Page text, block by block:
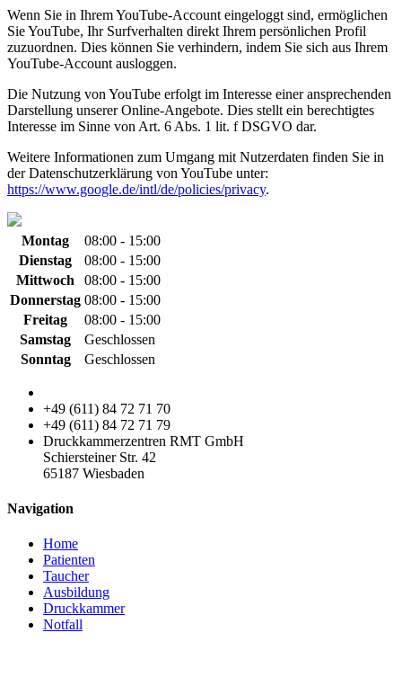
Wenn Sie in Ihrem YouTube-Account eingeloggt sind, ermöglichen
Sie YouTube, Ihr Surfverhalten direkt Ihrem persönlichen Profil
zuzuordnen. Dies können Sie verhindern, indem Sie sich aus Ihrem
YouTube-Account ausloggen.
Die Nutzung von YouTube erfolgt im Interesse einer ansprechenden
Darstellung unserer Online-Angebote. Dies stellt ein berechtigtes
Interesse im Sinne von Art. 6 Abs. 1 lit. f DSGVO dar.
Weitere Informationen zum Umgang mit Nutzerdaten finden Sie in
der Datenschutzerklärung von YouTube unter:
https://www.google.de/intl/de/policies/privacy.
Montag
08:00 - 15:00
Dienstag
08:00 - 15:00
Mittwoch
08:00 - 15:00
Donnerstag 08:00 - 15:00
Freitag
08:00 - 15:00
Samstag
Geschlossen
Sonntag
Geschlossen
+49 (611) 84 72 71 70
+49 (611) 84 72 71 79
Druckkammerzentren RMT GmbH
Schiersteiner Str. 42
65187 Wiesbaden
Navigation
Home
Patienten
Taucher
Ausbildung
Druckkammer
Notfall